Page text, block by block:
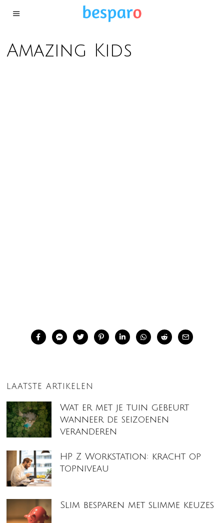
Amazing Kids
LAATSTE ARTIKELEN
Wat er met je tuin gebeurt
wanneer de seizoenen
veranderen
HP Z Workstation: kracht op
topniveau
Slim besparen met slimme keuzes